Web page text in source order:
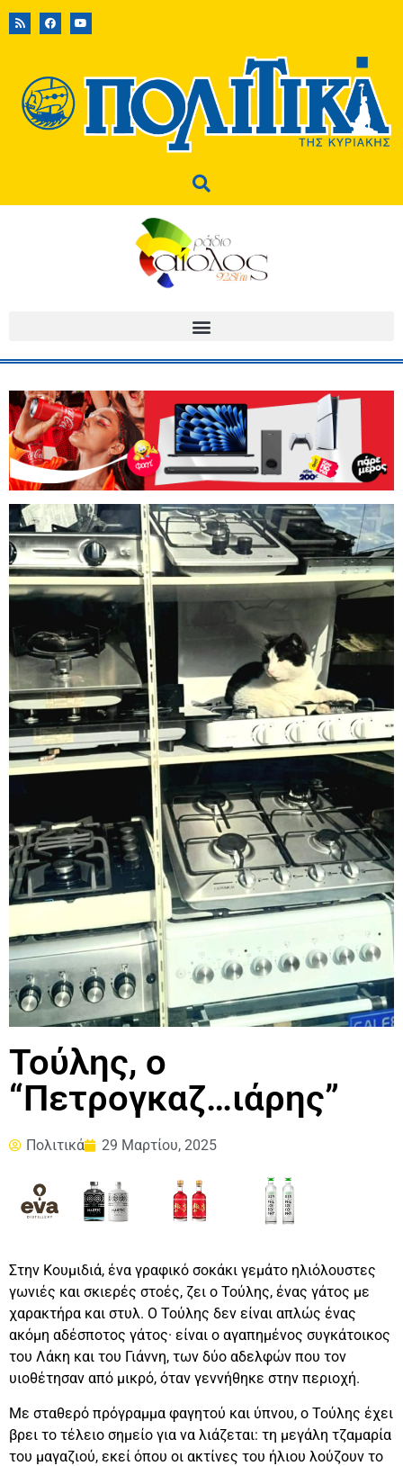
Τούλης, ο
“Πετρογκαζ…ιάρης”
Πολιτικά 29 Μαρτίου, 2025
Στην Κουμιδιά, ένα γραφικό σοκάκι γεμάτο ηλιόλουστες
γωνιές και σκιερές στοές, ζει ο Τούλης, ένας γάτος με
χαρακτήρα και στυλ. Ο Τούλης δεν είναι απλώς ένας
ακόμη αδέσποτος γάτος· είναι ο αγαπημένος συγκάτοικος
του Λάκη και του Γιάννη, των δύο αδελφών που τον
υιοθέτησαν από μικρό, όταν γεννήθηκε στην περιοχή.
Με σταθερό πρόγραμμα φαγητού και ύπνου, ο Τούλης έχει
βρει το τέλειο σημείο για να λιάζεται: τη μεγάλη τζαμαρία
του μαγαζιού, εκεί όπου οι ακτίνες του ήλιου λούζουν το